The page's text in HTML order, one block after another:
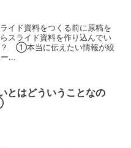
イド資料をつくる前に原稿を
スライド資料を作り込んでい
？ ①本当に伝えたい情報が絞
...
とはどういうことなの